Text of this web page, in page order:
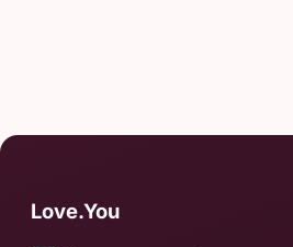
Love.You